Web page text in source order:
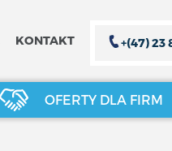
KONTAKT +(47) 23
OFERTY DLA FIRM